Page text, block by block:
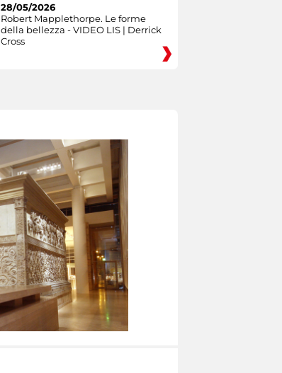
28/05/2026
Robert Mapplethorpe. Le forme
della bellezza - VIDEO LIS | Derrick
Cross